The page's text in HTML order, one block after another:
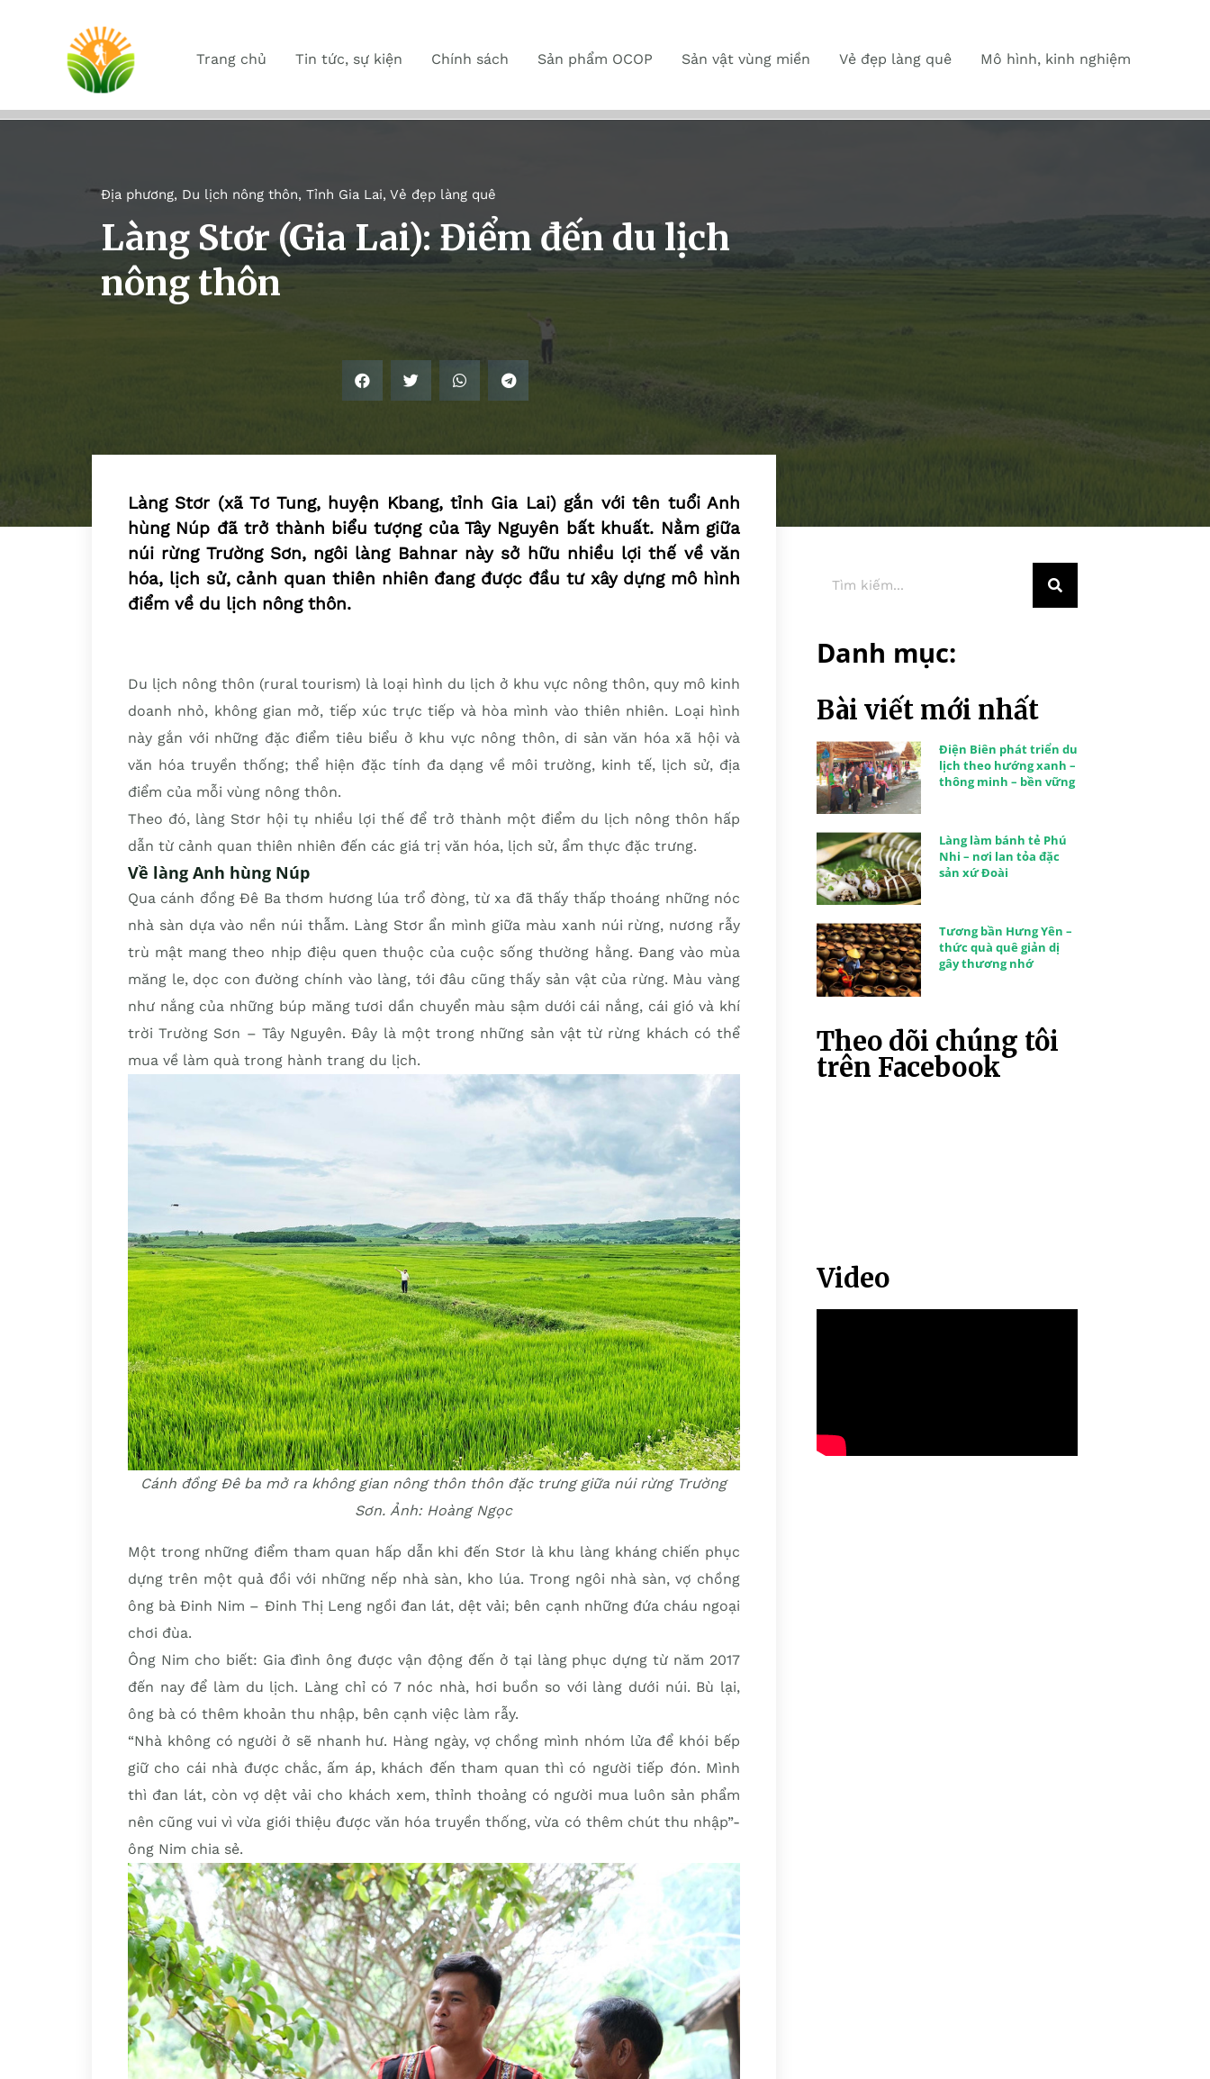
Trang chủ Tin tức, sự kiện Chính sách Sản phẩm OCOP Sản vật vùng miền Vẻ đẹp làng quê Mô hình, kinh nghiệm
Địa phương, Du lịch nông thôn, Tỉnh Gia Lai, Vẻ đẹp làng quê
Làng Stơr (Gia Lai): Điểm đến du lịch
nông thôn
Làng Stơr (xã Tơ Tung, huyện Kbang, tỉnh Gia Lai) gắn với tên tuổi Anh
hùng Núp đã trở thành biểu tượng của Tây Nguyên bất khuất. Nằm giữa
núi rừng Trường Sơn, ngôi làng Bahnar này sở hữu nhiều lợi thế về văn
hóa, lịch sử, cảnh quan thiên nhiên đang được đầu tư xây dựng mô hình
điểm về du lịch nông thôn.
Du lịch nông thôn (rural tourism) là loại hình du lịch ở khu vực nông thôn, quy mô kinh
doanh nhỏ, không gian mở, tiếp xúc trực tiếp và hòa mình vào thiên nhiên. Loại hình
này gắn với những đặc điểm tiêu biểu ở khu vực nông thôn, di sản văn hóa xã hội và
văn hóa truyền thống; thể hiện đặc tính đa dạng về môi trường, kinh tế, lịch sử, địa
điểm của mỗi vùng nông thôn.
Theo đó, làng Stơr hội tụ nhiều lợi thế để trở thành một điểm du lịch nông thôn hấp
dẫn từ cảnh quan thiên nhiên đến các giá trị văn hóa, lịch sử, ẩm thực đặc trưng.
Về làng Anh hùng Núp
Qua cánh đồng Đê Ba thơm hương lúa trổ đòng, từ xa đã thấy thấp thoáng những nóc
nhà sàn dựa vào nền núi thẫm. Làng Stơr ẩn mình giữa màu xanh núi rừng, nương rẫy
trù mật mang theo nhịp điệu quen thuộc của cuộc sống thường hằng. Đang vào mùa
măng le, dọc con đường chính vào làng, tới đâu cũng thấy sản vật của rừng. Màu vàng
như nắng của những búp măng tươi dần chuyển màu sậm dưới cái nắng, cái gió và khí
trời Trường Sơn – Tây Nguyên. Đây là một trong những sản vật từ rừng khách có thể
mua về làm quà trong hành trang du lịch.
Cánh đồng Đê ba mở ra không gian nông thôn thôn đặc trưng giữa núi rừng Trường
Sơn. Ảnh: Hoàng Ngọc
Một trong những điểm tham quan hấp dẫn khi đến Stơr là khu làng kháng chiến phục
dựng trên một quả đồi với những nếp nhà sàn, kho lúa. Trong ngôi nhà sàn, vợ chồng
ông bà Đinh Nim – Đinh Thị Leng ngồi đan lát, dệt vải; bên cạnh những đứa cháu ngoại
chơi đùa.
Ông Nim cho biết: Gia đình ông được vận động đến ở tại làng phục dựng từ năm 2017
đến nay để làm du lịch. Làng chỉ có 7 nóc nhà, hơi buồn so với làng dưới núi. Bù lại,
ông bà có thêm khoản thu nhập, bên cạnh việc làm rẫy.
“Nhà không có người ở sẽ nhanh hư. Hàng ngày, vợ chồng mình nhóm lửa để khói bếp
giữ cho cái nhà được chắc, ấm áp, khách đến tham quan thì có người tiếp đón. Mình
thì đan lát, còn vợ dệt vải cho khách xem, thỉnh thoảng có người mua luôn sản phẩm
nên cũng vui vì vừa giới thiệu được văn hóa truyền thống, vừa có thêm chút thu nhập”-
ông Nim chia sẻ.
Danh mục:
Bài viết mới nhất
Điện Biên phát triển du
lịch theo hướng xanh –
thông minh – bền vững
Làng làm bánh tẻ Phú
Nhi – nơi lan tỏa đặc
sản xứ Đoài
Tương bần Hưng Yên –
thức quà quê giản dị
gây thương nhớ
Theo dõi chúng tôi
trên Facebook
Video